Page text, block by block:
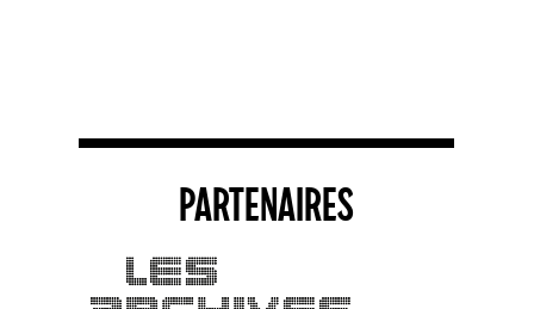
PARTENAIRES